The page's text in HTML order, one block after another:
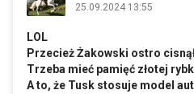
25.09.2024 13:55
LOL
Przecież Żakowski ostro
Trzeba mieć pamięć złotej
A to, że Tusk stosuje model